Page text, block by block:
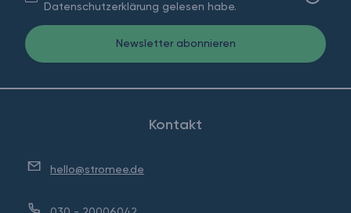
Datenschutzerklärung gelesen habe.
Newsletter abonnieren
Kontakt
hello@stromee.de